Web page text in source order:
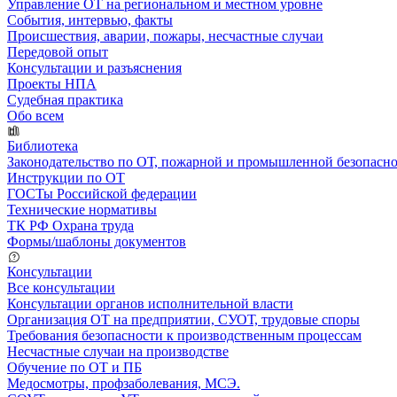
Управление ОТ на региональном и местном уровне
События, интервью, факты
Происшествия, аварии, пожары, несчастные случаи
Передовой опыт
Консультации и разъяснения
Проекты НПА
Судебная практика
Обо всем
Библиотека
Законодательство по ОТ, пожарной и промышленной
Инструкции по ОТ
ГОСТы Российской федерации
Технические нормативы
ТК РФ Охрана труда
Формы/шаблоны документов
Консультации
Все консультации
Консультации органов исполнительной власти
Организация ОТ на предприятии, СУОТ, трудовые споры
Требования безопасности к производственным процессам
Несчастные случаи на производстве
Обучение по ОТ и ПБ
Медосмотры, профзаболевания, МСЭ.